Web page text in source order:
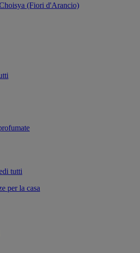
(Fiori d'Arancio)
tutti
per la casa